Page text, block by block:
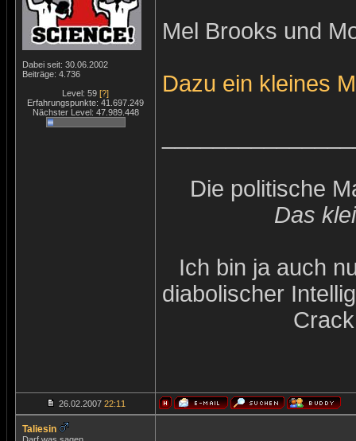
Dabei seit: 30.06.2002
Beiträge: 4.736
Level: 59 [?]
Erfahrungspunkte: 41.697.249
Nächster Level: 47.989.448
Mel Brooks und
Dazu ein kleines
Die politische
Das
Ich bin ja auch
diabolischer
26.02.2007 22:11
Taliesin